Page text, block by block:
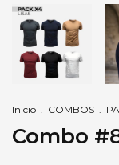
Inicio . COMBOS .
Combo